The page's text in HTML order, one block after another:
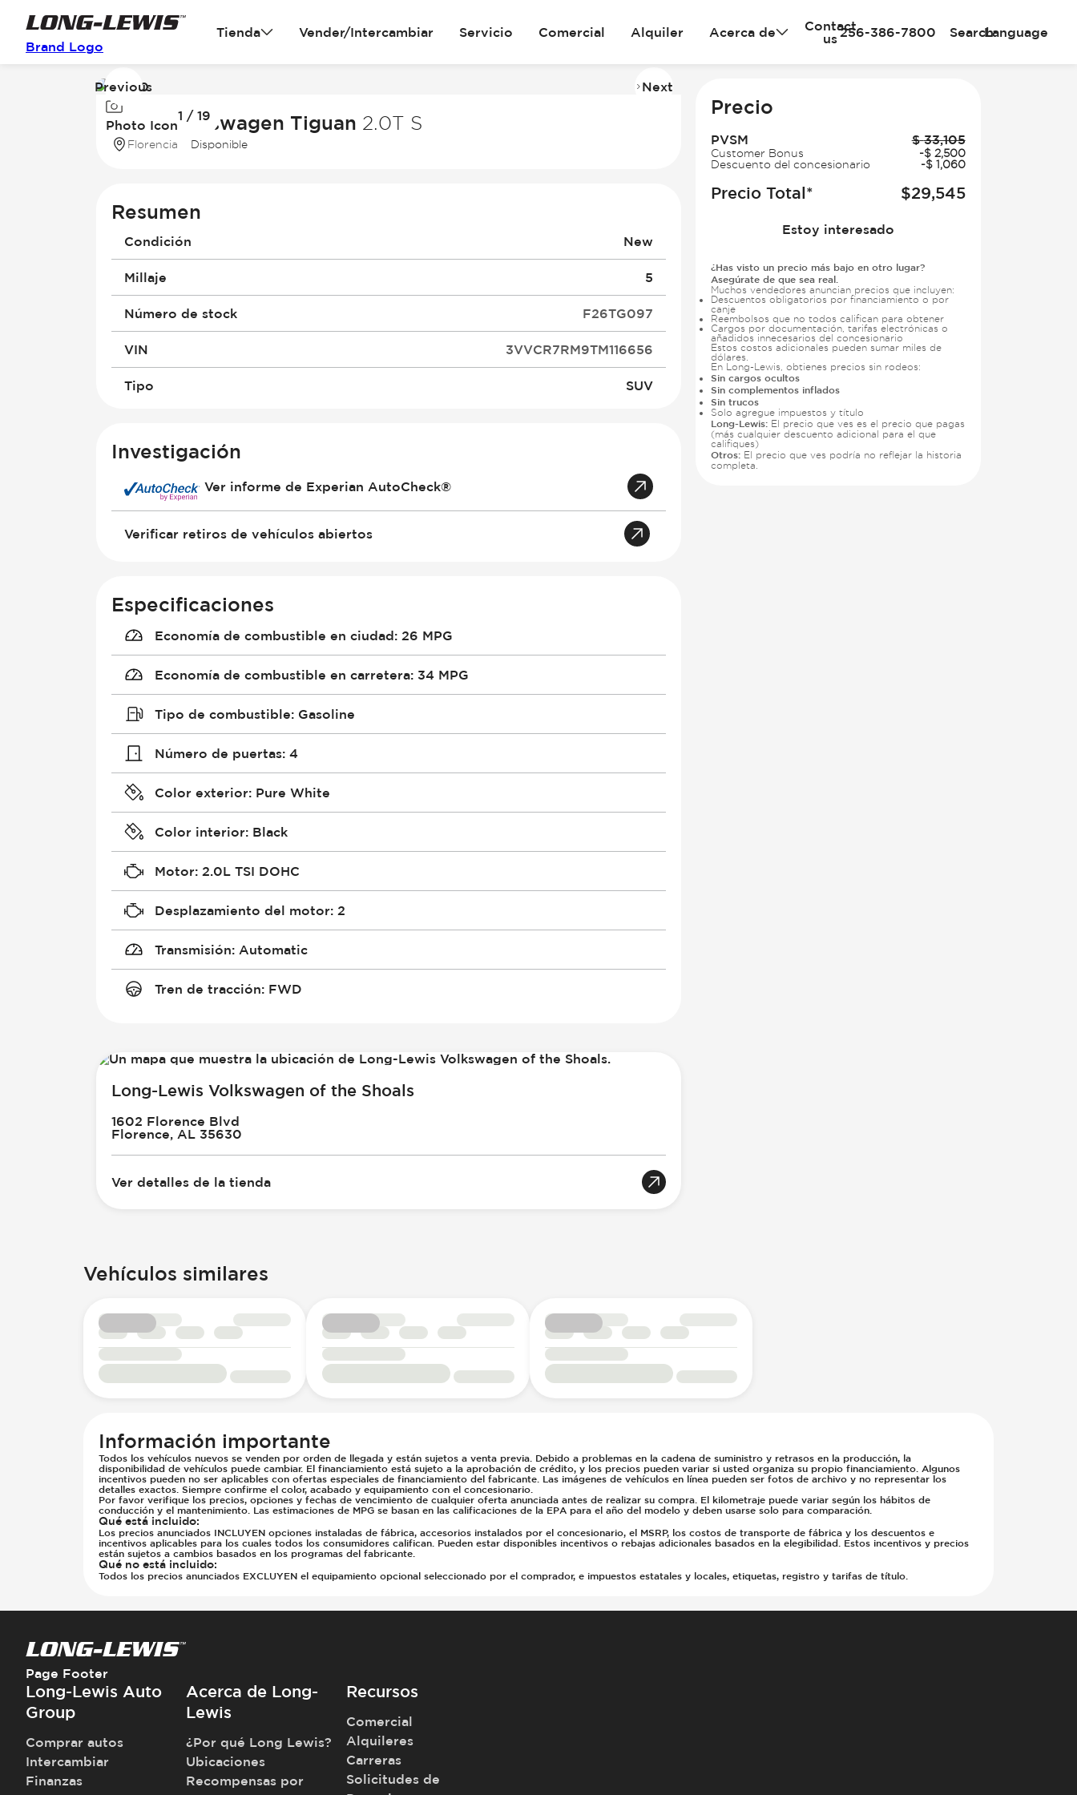
Brand Logo
Tienda Vender/Intercambiar Servicio Comercial Alquiler Acerca de
Contact
us256-386-7800 SearchLanguage
Image
of
Image
Photo Icon
1 / 19
Previous Next
2026 Volkswagen Tiguan 2.0T S
Florencia Disponible
Precio
PVSM $ 33,105
Customer Bonus -$ 2,500
Descuento del concesionario
-$ 1,060
Precio Total* $29,545
Estoy interesado
¿Has visto un precio más bajo en otro lugar?
Asegúrate de que sea real.
Muchos vendedores anuncian precios que incluyen:
Descuentos obligatorios por financiamiento o por
canje
Reembolsos que no todos califican para obtener
Cargos por documentación, tarifas electrónicas o
añadidos innecesarios del concesionario
Estos costos adicionales pueden sumar miles de
dólares.
En Long-Lewis, obtienes precios sin rodeos:
Sin cargos ocultos
Sin complementos inflados
Sin trucos
Solo agregue impuestos y título
Long-Lewis: El precio que ves es el precio que pagas
(más cualquier descuento adicional para el que
califiques)
Otros: El precio que ves podría no reflejar la historia
completa.
Resumen
Condición New
Millaje 5
Número de stock F26TG097
VIN 3VVCR7RM9TM116656
Tipo SUV
Investigación
Ver informe de Experian AutoCheck®
Verificar retiros de vehículos abiertos
Especificaciones
Economía de combustible en ciudad: 26 MPG
Economía de combustible en carretera: 34 MPG
Tipo de combustible: Gasoline
Número de puertas: 4
Color exterior: Pure White
Color interior: Black
Motor: 2.0L TSI DOHC
Desplazamiento del motor: 2
Transmisión: Automatic
Tren de tracción: FWD
Long-Lewis Volkswagen of the Shoals
1602 Florence Blvd
Florence, AL 35630
Ver detalles de la tienda
Vehículos similares
Información importante
Todos los vehículos nuevos se venden por orden de llegada y están sujetos a venta previa. Debido a problemas en la cadena de suministro y retrasos en la producción, la
disponibilidad de vehículos puede cambiar. El financiamiento está sujeto a la aprobación de crédito, y los precios pueden variar si usted organiza su propio financiamiento. Algunos
incentivos pueden no ser aplicables con ofertas especiales de financiamiento del fabricante. Las imágenes de vehículos en línea pueden ser fotos de archivo y no representar los
detalles exactos. Siempre confirme el color, acabado y equipamiento con el concesionario.
Por favor verifique los precios, opciones y fechas de vencimiento de cualquier oferta anunciada antes de realizar su compra. El kilometraje puede variar según los hábitos de
conducción y el mantenimiento. Las estimaciones de MPG se basan en las calificaciones de la EPA para el año del modelo y deben usarse solo para comparación.
Qué está incluido:
Los precios anunciados INCLUYEN opciones instaladas de fábrica, accesorios instalados por el concesionario, el MSRP, los costos de transporte de fábrica y los descuentos e
incentivos aplicables para los cuales todos los consumidores califican. Pueden estar disponibles incentivos o rebajas adicionales basados en la elegibilidad. Estos incentivos y precios
están sujetos a cambios basados en los programas del fabricante.
Qué no está incluido:
Todos los precios anunciados EXCLUYEN el equipamiento opcional seleccionado por el comprador, e impuestos estatales y locales, etiquetas, registro y tarifas de título.
Page Footer
Long-Lewis Auto
Group
Comprar autos
Intercambiar
Finanzas
Acerca de Long-
Lewis
¿Por qué Long Lewis?
Ubicaciones
Recompensas por
Recursos
Comercial
Alquileres
Carreras
Solicitudes de